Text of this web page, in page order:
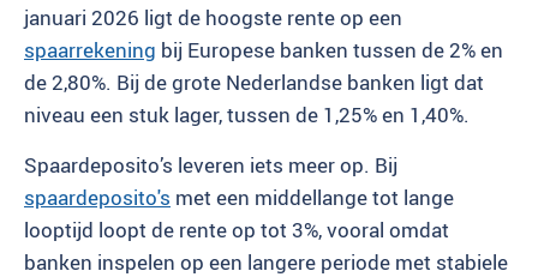
januari 2026 ligt de hoogste rente op een
spaarrekening bij Europese banken tussen de 2% en
de 2,80%. Bij de grote Nederlandse banken ligt dat
niveau een stuk lager, tussen de 1,25% en 1,40%.
Spaardeposito’s leveren iets meer op. Bij
spaardeposito's met een middellange tot lange
looptijd loopt de rente op tot 3%, vooral omdat
banken inspelen op een langere periode met stabiele